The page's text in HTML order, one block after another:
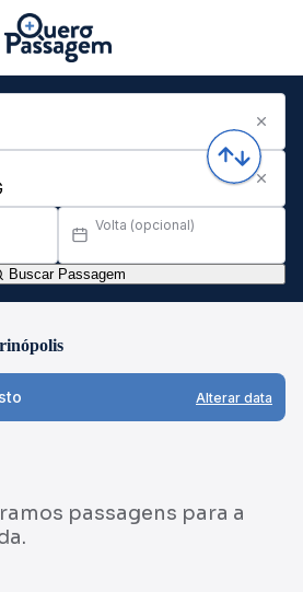
Volta (opcional)
Buscar Passagem
Alterar data
passagens para a